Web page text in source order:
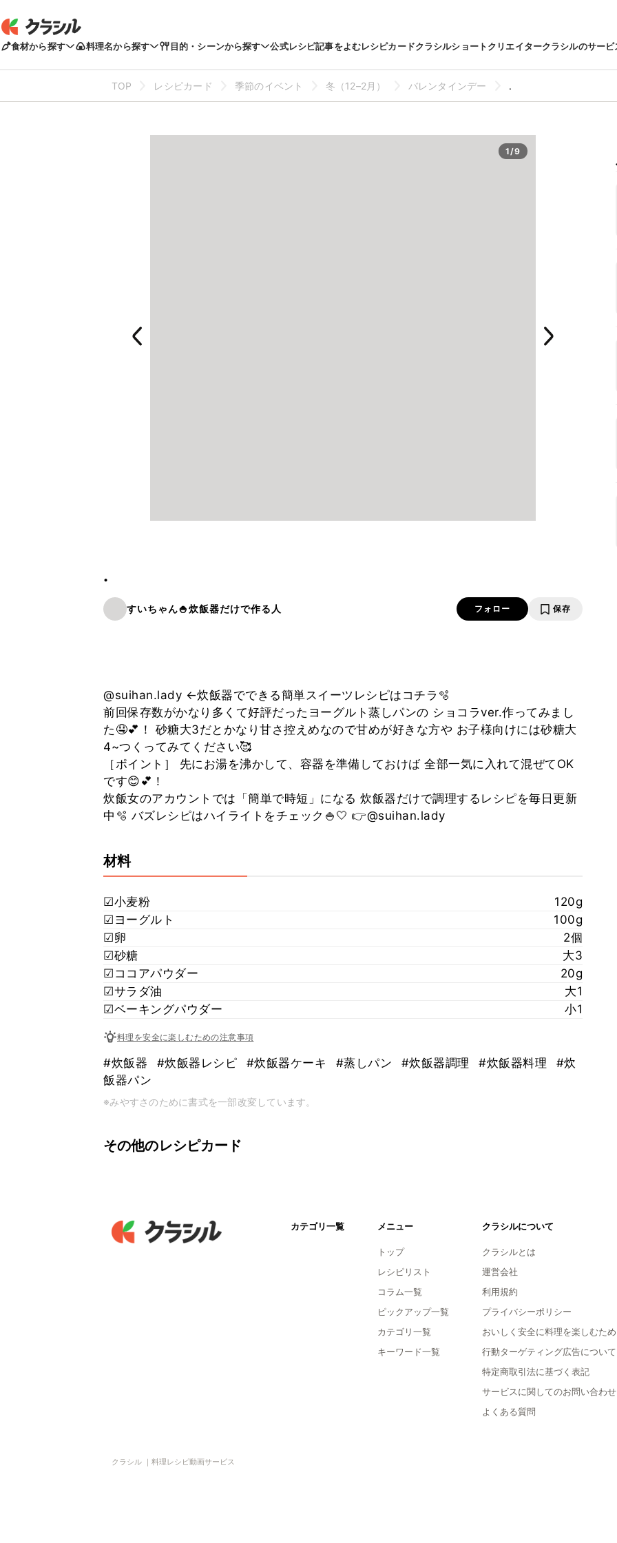
食材から探す 料理名から探す 目的・シーンから探す 公式レシピ記事をよむレシピカードクラシルショートクリエイタークラシルのサービ
TOP レシピカード 季節のイベント 冬（12–2月） バレンタインデー .
1/9
.
すいちゃん🍚炊飯器だけで作る人 フォロー 保存
@suihan.lady ←炊飯器でできる簡単スイーツレシピはコチラ🫧
前回保存数がかなり多くて好評だったヨーグルト蒸しパンの ショコラver.作ってみまし
た🤤💕！ 砂糖大3だとかなり甘さ控えめなので甘めが好きな方や お子様向けには砂糖大
4~つくってみてください🥰
［ポイント］ 先にお湯を沸かして、容器を準備しておけば 全部一気に入れて混ぜてOK
です😊💕！
炊飯女のアカウントでは「簡単で時短」になる 炊飯器だけで調理するレシピを毎日更新
中🫧 バズレシピはハイライトをチェック🍚🤍 👉@suihan.lady
材料
☑︎小麦粉
120g
☑︎ヨーグルト
100g
☑︎卵
2個
☑︎砂糖
大3
☑︎ココアパウダー
20g
☑︎サラダ油
大1
☑︎ベーキングパウダー
小1
料理を安全に楽しむための注意事項
#炊飯器 #炊飯器レシピ #炊飯器ケーキ #蒸しパン #炊飯器調理 #炊飯器料理
#炊
飯器パン
※みやすさのために書式を一部改変しています。
その他のレシピカード
カテゴリ一覧 メニュー
トップ
レシピリスト
コラム一覧
ピックアップ一覧
カテゴリ一覧
キーワード一覧
クラシルについて
クラシルとは
運営会社
利用規約
プライバシーポリシー
おいしく安全に料理を楽しむため
行動ターゲティング広告について
特定商取引法に基づく表記
サービスに関してのお問い合わせ
よくある質問
クラシル ｜料理レシピ動画サービス